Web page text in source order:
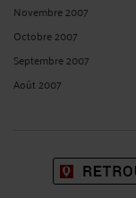
Novembre 2007
Octobre 2007
Septembre 2007
Août 2007